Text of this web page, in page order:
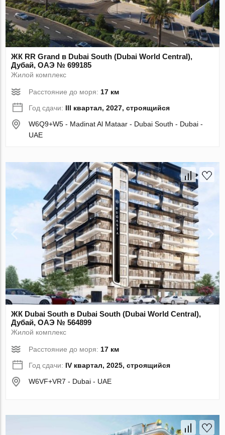
ЖК RR Grand в Dubai South (Dubai World Central),
Дубай, ОАЭ № 699185
Жилой комплекс
Расстояние до моря:17 км
Год сдачи: III квартал, 2027, строящийся
W6Q9+W5 - Madinat Al Mataar - Dubai South - Dubai -
UAE
ЖК Dubai South в Dubai South (Dubai World Central),
Дубай, ОАЭ № 564899
Жилой комплекс
Расстояние до моря: 17 км
Год сдачи: IV квартал, 2025, строящийся
W6VF+VR7 - Dubai - UAE